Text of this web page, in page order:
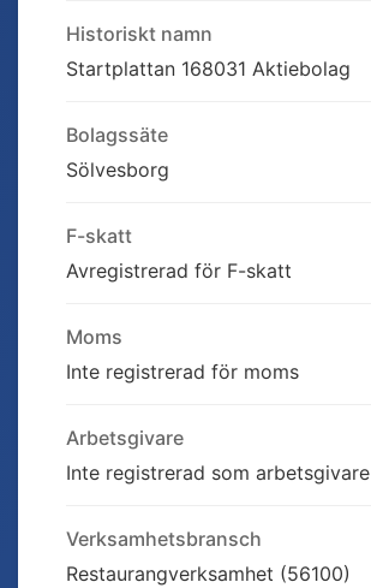
Historiskt namn
Startplattan 168031 Aktiebolag
Bolagssäte
Sölvesborg
F-skatt
Avregistrerad för F-skatt
Moms
Inte registrerad för moms
Arbetsgivare
Inte registrerad som arbetsgivare
Verksamhetsbransch
Restaurangverksamhet (56100)